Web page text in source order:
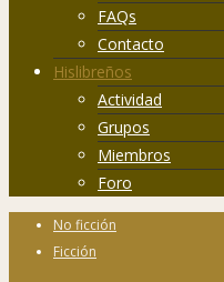
FAQs
Contacto
Hislibreños
Actividad
Grupos
Miembros
Foro
No ficción
Ficción